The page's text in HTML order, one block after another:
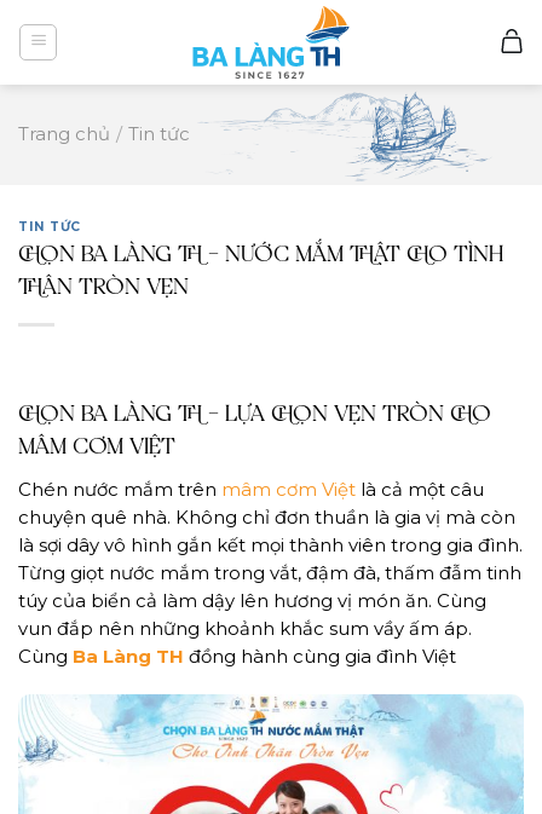
content
Trang chủ / Tin tức
TIN TỨC
CHỌN BA LÀNG TH – NƯỚC MẮM THẬT CHO TÌNH
THÂN TRÒN VẸN
CHỌN BA LÀNG TH – LỰA CHỌN VẸN TRÒN CHO
MÂM CƠM VIỆT
Chén nước mắm trên mâm cơm Việt là cả một câu
chuyện quê nhà. Không chỉ đơn thuần là gia vị mà còn
là sợi dây vô hình gắn kết mọi thành viên trong gia đình.
Từng giọt nước mắm trong vắt, đậm đà, thấm đẫm tinh
túy của biển cả làm dậy lên hương vị món ăn. Cùng
vun đắp nên những khoảnh khắc sum vầy ấm áp.
Cùng Ba Làng TH đồng hành cùng gia đình Việt